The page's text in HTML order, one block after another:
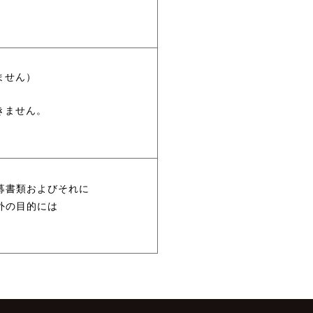
ん）
せん。
書類およびそれに
の目的には